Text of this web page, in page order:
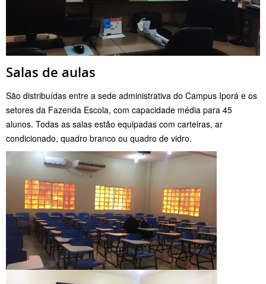
Salas de aulas
São distribuídas entre a sede administrativa do Campus Iporá e os
setores da Fazenda Escola, com capacidade média para 45
alunos. Todas as salas estão equipadas com carteiras, ar
condicionado, quadro branco ou quadro de vidro.